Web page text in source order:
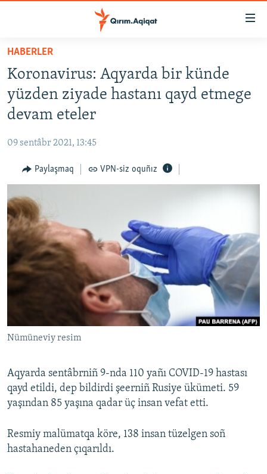
Esas
qaytmaq
Baş
navigatsiyağa
qaytmaq
Qıdıruvğa
SİYASET
İQTİSADİYAT
MEDENİYET
İNSAN AQLARI
SÜRET
BLOGLAR
FİKİR
Русский
QOŞULIÑIZ!
RFE/RS bütün saytları
HABERLER
Koronavirus: Aqyarda bir künde
yüzden ziyade hastanı qayd etmege
devam eteler
09 sentâbr 2021, 13:45
Paylaşmaq VPN-siz oquñız
Nümüneviy resim
Aqyarda sentâbrniñ 9-nda 110 yañı COVID-19 hastası
qayd etildi, dep bildirdi şeerniñ Rusiye ükümeti. 59
yaşından 85 yaşına qadar üç insan vefat etti.
Resmiy malümatqa köre, 138 insan tüzelgen soñ
hastahaneden çıqarıldı.